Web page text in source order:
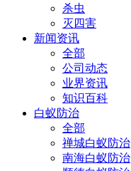
杀虫
灭四害
新闻资讯
全部
公司动态
业界资讯
知识百科
白蚁防治
全部
禅城白蚁防治
南海白蚁防治